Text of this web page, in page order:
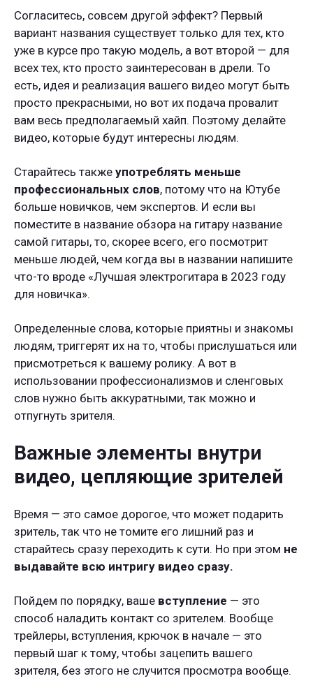
Согласитесь, совсем другой эффект? Первый
вариант названия существует только для тех, кто
уже в курсе про такую модель, а вот второй — для
всех тех, кто просто заинтересован в дрели. То
есть, идея и реализация вашего видео могут быть
просто прекрасными, но вот их подача провалит
вам весь предполагаемый хайп. Поэтому делайте
видео, которые будут интересны людям.
Старайтесь также употреблять меньше
профессиональных слов, потому что на Ютубе
больше новичков, чем экспертов. И если вы
поместите в название обзора на гитару название
самой гитары, то, скорее всего, его посмотрит
меньше людей, чем когда вы в названии напишите
что-то вроде «Лучшая электрогитара в 2023 году
для новичка».
Определенные слова, которые приятны и знакомы
людям, триггерят их на то, чтобы прислушаться или
присмотреться к вашему ролику. А вот в
использовании профессионализмов и сленговых
слов нужно быть аккуратными, так можно и
отпугнуть зрителя.
Важные элементы внутри
видео, цепляющие зрителей
Время — это самое дорогое, что может подарить
зритель, так что не томите его лишний раз и
старайтесь сразу переходить к сути. Но при этом не
выдавайте всю интригу видео сразу.
Пойдем по порядку, ваше вступление — это
способ наладить контакт со зрителем. Вообще
трейлеры, вступления, крючок в начале — это
первый шаг к тому, чтобы зацепить вашего
зрителя, без этого не случится просмотра вообще.